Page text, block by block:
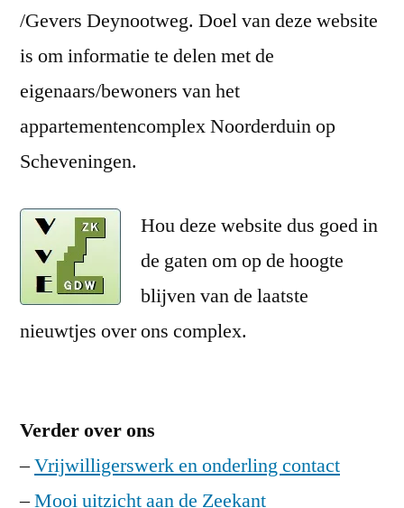
/Gevers Deynootweg. Doel van deze website
is om informatie te delen met de
eigenaars/bewoners van het
appartementencomplex Noorderduin op
Scheveningen.
Hou deze website dus goed in
de gaten om op de hoogte
blijven van de laatste
nieuwtjes over ons complex.
Verder over ons
–Vrijwilligerswerk en onderling contact
–Mooi uitzicht aan de Zeekant